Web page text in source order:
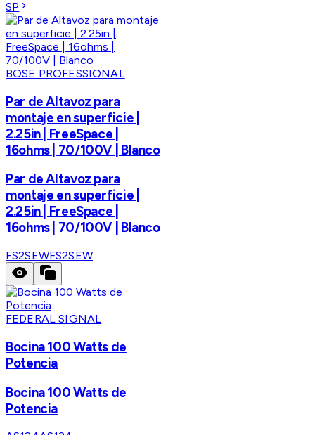
SP
BOSE PROFESSIONAL
Par de Altavoz para
montaje en superficie |
2.25in | FreeSpace |
16ohms | 70/100V | Blanco
Par de Altavoz para
montaje en superficie |
2.25in | FreeSpace |
16ohms | 70/100V | Blanco
FS2SEWFS2SEW
FEDERAL SIGNAL
Bocina 100 Watts de
Potencia
Bocina 100 Watts de
Potencia